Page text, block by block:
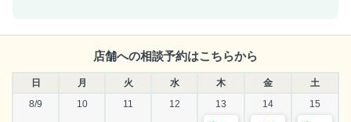
店舗への相談予約はこちらから
日 月 火 水 木 金
土
8/9
10 11 12 13 14 15